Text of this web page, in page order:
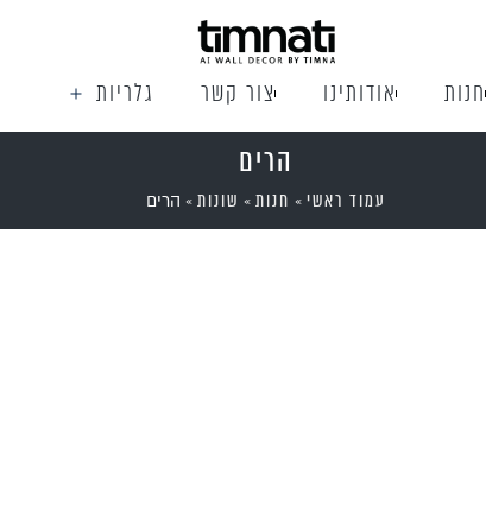
חנות אודותינו צור קשר גלריות
הרים
עמוד ראשי » חנות » שונות » הרים